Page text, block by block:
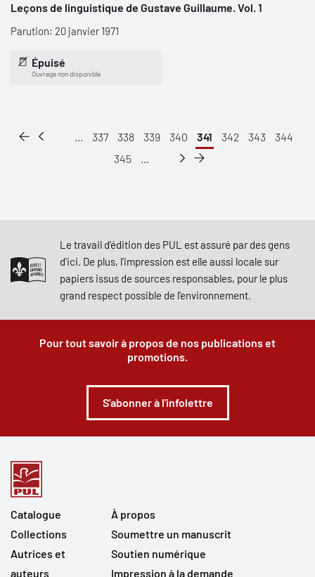
Leçons de linguistique de Gustave Guillaume. Vol. 1
Parution: 20 janvier 1971
Épuisé
Ouvrage non disponible
... 337 338 339 340 341 342 343
344
345
...
Le travail d'édition des PUL est assuré par des gens
d'ici. De plus, l'impression est elle aussi locale sur
papiers issus de sources responsables, pour le plus
grand respect possible de l'environnement.
Pour tout savoir à propos de nos publications et
promotions.
S'abonner à l'infolettre
Catalogue
Collections
Autrices et
auteurs
À propos
Soumettre un manuscrit
Soutien numérique
Impression à la demande